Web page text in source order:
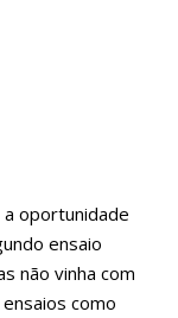
oportunidade
ensaio
não vinha com
como